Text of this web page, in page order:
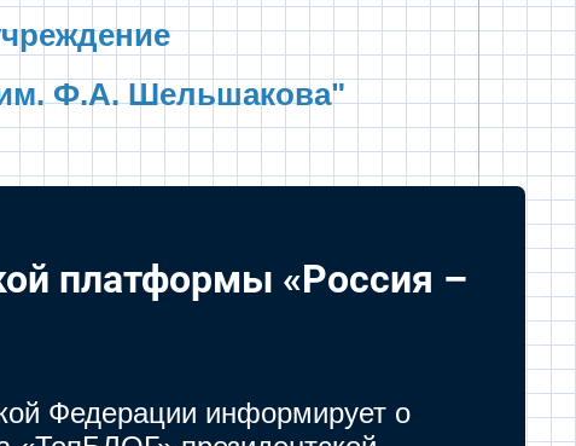
им. Ф.А. Шельшакова"
платформы «Россия –
Федерации информирует о